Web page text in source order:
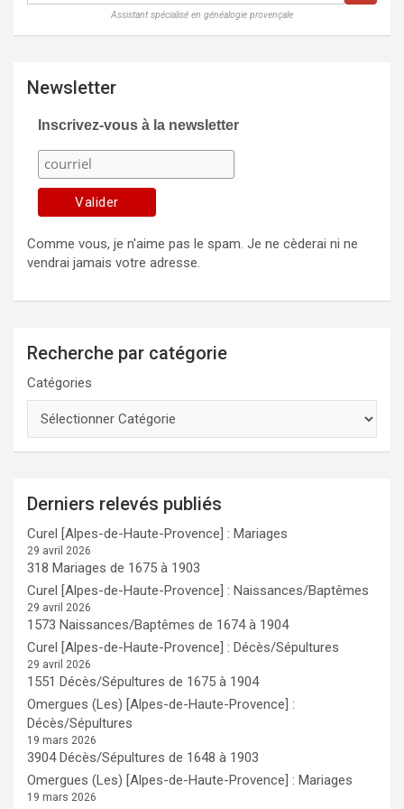
Assistant spécialisé en généalogie provençale
Newsletter
Inscrivez-vous à la newsletter
Comme vous, je n'aime pas le spam. Je ne cèderai ni ne
vendrai jamais votre adresse.
Recherche par catégorie
Catégories
Derniers relevés publiés
Curel [Alpes-de-Haute-Provence] : Mariages
29 avril 2026
318 Mariages de 1675 à 1903
Curel [Alpes-de-Haute-Provence] : Naissances/Baptêmes
29 avril 2026
1573 Naissances/Baptêmes de 1674 à 1904
Curel [Alpes-de-Haute-Provence] : Décès/Sépultures
29 avril 2026
1551 Décès/Sépultures de 1675 à 1904
Omergues (Les) [Alpes-de-Haute-Provence] :
Décès/Sépultures
19 mars 2026
3904 Décès/Sépultures de 1648 à 1903
Omergues (Les) [Alpes-de-Haute-Provence] : Mariages
19 mars 2026